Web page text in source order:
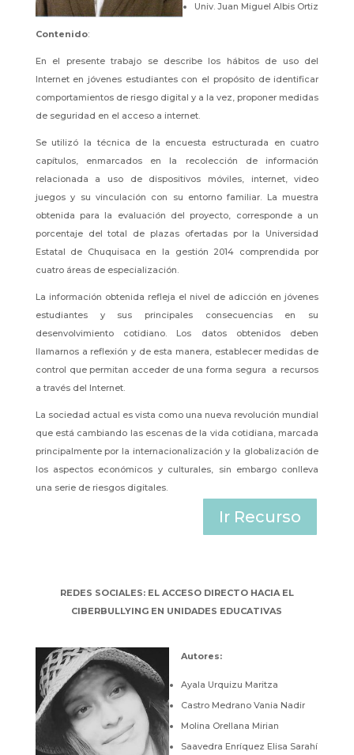
Univ. Juan Miguel Albis Ortiz
Contenido:
En el presente trabajo se describe los hábitos de uso del
Internet en jóvenes estudiantes con el propósito de identificar
comportamientos de riesgo digital y a la vez, proponer medidas
de seguridad en el acceso a internet.
Se utilizó la técnica de la encuesta estructurada en cuatro
capítulos, enmarcados en la recolección de información
relacionada a uso de dispositivos móviles, internet, video
juegos y su vinculación con su entorno familiar. La muestra
obtenida para la evaluación del proyecto, corresponde a un
porcentaje del total de plazas ofertadas por la Universidad
Estatal de Chuquisaca en la gestión 2014 comprendida por
cuatro áreas de especialización.
La información obtenida refleja el nivel de adicción en jóvenes
estudiantes y sus principales consecuencias en su
desenvolvimiento cotidiano. Los datos obtenidos deben
llamarnos a reflexión y de esta manera, establecer medidas de
control que permitan acceder de una forma segura a recursos
a través del Internet.
La sociedad actual es vista como una nueva revolución mundial
que está cambiando las escenas de la vida cotidiana, marcada
principalmente por la internacionalización y la globalización de
los aspectos económicos y culturales, sin embargo conlleva
una serie de riesgos digitales.
Ir Recurso
REDES SOCIALES: EL ACCESO DIRECTO HACIA EL
CIBERBULLYING EN UNIDADES EDUCATIVAS
Autores:
Ayala Urquizu Maritza
Castro Medrano Vania Nadir
Molina Orellana Mirian
Saavedra Enríquez Elisa Sarahí